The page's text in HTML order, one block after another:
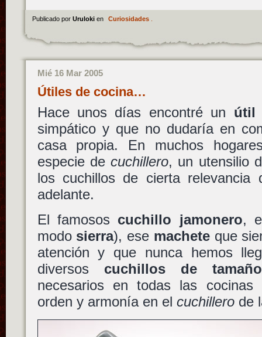
Publicado por Uruloki en Curiosidades.
Mié 16 Mar 2005
Útiles de cocina…
Hace unos días encontré un útil
simpático y que no dudaría en
casa propia. En muchos
especie decuchillero, un utensilio
los cuchillos de cierta
adelante.
El famosos cuchillo jamonero,
modo sierra), ese macheteque
atención y que nunca hemos
diversos cuchillos de
necesarios en todas las cocinas
orden y armonía en el cuchillerode